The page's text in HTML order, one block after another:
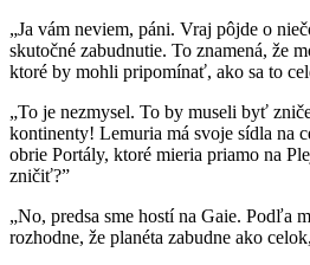
„Ja vám neviem, páni. Vraj pôjde o
skutočné zabudnutie. To znamená, že
ktoré by mohli pripomínať, ako sa to
„To je nezmysel. To by museli byť
kontinenty! Lemuria má svoje sídla na
obrie Portály, ktoré mieria priamo na
zničiť?”
„No, predsa sme hostí na Gaie. Podľa
rozhodne, že planéta zabudne ako